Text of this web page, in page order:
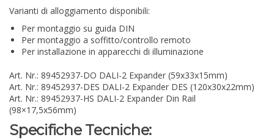
Varianti di alloggiamento disponibili:
Per montaggio su guida DIN
Per montaggio a soffitto/controllo remoto
Per installazione in apparecchi di illuminazione
Art. Nr.: 89452937-DO DALI-2 Expander (59x33x15mm)
Art. Nr.: 89452937-DES DALI-2 Expander DES (120x30x22mm)
Art. Nr.: 89452937-HS DALI-2 Expander Din Rail
(98×17,5x56mm)
Specifiche Tecniche: